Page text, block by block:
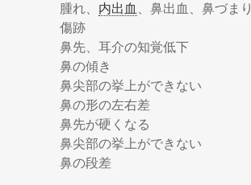
腫れ、 内出血
、鼻出血、鼻づまり
傷跡
鼻先、耳介の知覚低下
鼻の傾き
鼻尖部の挙上ができない
鼻の形の左右差
鼻先が硬くなる
鼻尖部の挙上ができない
鼻の段差